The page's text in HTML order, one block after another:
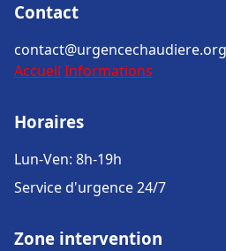
Contact
contact@urgencechaudiere.org
Accueil Informations
Horaires
Lun-Ven: 8h-19h
Service d'urgence 24/7
Zone intervention